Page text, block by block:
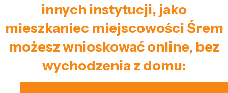
innych instytucji, jako
mieszkaniec miejscowości Śrem
możesz wnioskować online, bez
wychodzenia z domu: